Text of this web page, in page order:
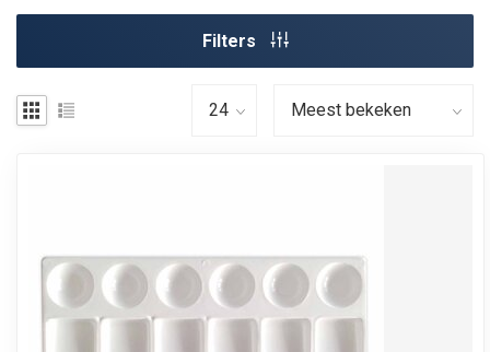
Filters